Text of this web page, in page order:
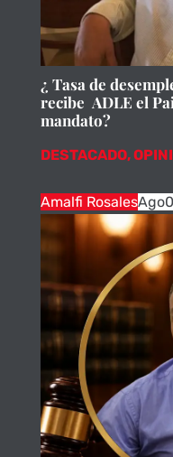
¿ Tasa de
recibe ADLE el
mandato?
DESTACADO,
Amalfi RosalesAgo